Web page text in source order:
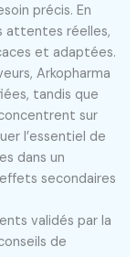
précis. En
attentes réelles,
et adaptées.
Arkopharma
tandis que
sur
l’essentiel de
dans un
secondaires
validés par la
de